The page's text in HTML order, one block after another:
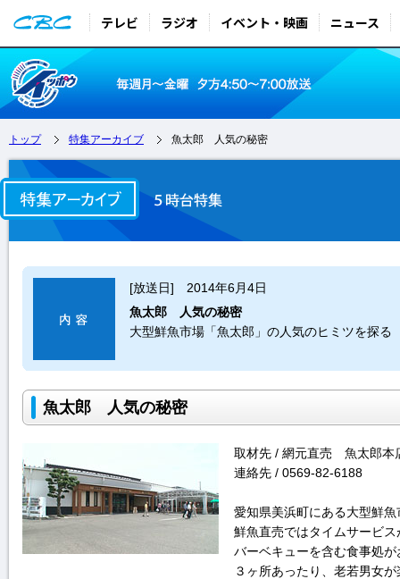
テレビ ラジオ イベント・映画 ニュース
トップ 特集アーカイブ 魚太郎 人気の秘密
[放送日] 2014年6月4日
魚太郎 人気の秘密
大型鮮魚市場「魚太郎」の人気のヒミツを探る
魚太郎 人気の秘密
取材先 / 網元直売 魚太郎本
連絡先 / 0569-82-6188
愛知県美浜町にある大型鮮
鮮魚直売ではタイムサービ
バーベキューを含む食事処
３ヶ所あったり、老若男女